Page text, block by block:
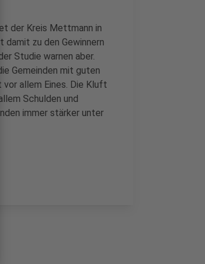
der Kreis Mettmann in
zu den Gewinnern
Studie warnen aber.
Gemeinden mit guten
allem Eines. Die Kluft
Schulden und
immer stärker unter